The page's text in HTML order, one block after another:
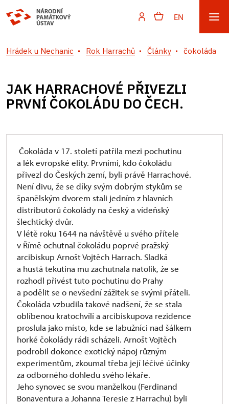
EN
Hrádek u Nechanic Rok Harrachů Články čokoláda
JAK HARRACHOVÉ PŘIVEZLI
PRVNÍ ČOKOLÁDU DO ČECH.
Čokoláda v 17. století patřila mezi pochutinu
a lék evropské elity. Prvními, kdo čokoládu
přivezl do Českých zemí, byli právě Harrachové.
Není divu, že se díky svým dobrým stykům se
španělským dvorem stali jedním z hlavních
distributorů čokolády na český a vídeňský
šlechtický dvůr.
V létě roku 1644 na návštěvě u svého přítele
v Římě ochutnal čokoládu poprvé pražský
arcibiskup Arnošt Vojtěch Harrach. Sladká
a hustá tekutina mu zachutnala natolik, že se
rozhodl přivést tuto pochutinu do Prahy
a podělit se o nevšední zážitek se svými přáteli.
Čokoláda vzbudila takové nadšení, že se stala
oblíbenou kratochvílí a arcibiskupova rezidence
proslula jako místo, kde se labužníci nad šálkem
horké čokolády rádi scházeli. Arnošt Vojtěch
podrobil dokonce exotický nápoj různým
experimentům, zkoumal třeba její léčivé účinky
za odborného dohledu svého lékaře.
Jeho synovec se svou manželkou (Ferdinand
Bonaventura a Johanna Teresie z Harrachu) byli